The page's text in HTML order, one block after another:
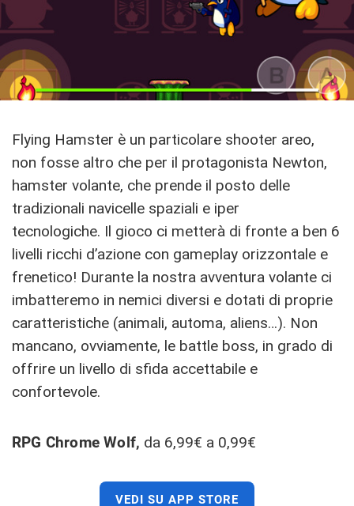
Flying Hamster è un particolare shooter areo,
non fosse altro che per il protagonista Newton,
hamster volante, che prende il posto delle
tradizionali navicelle spaziali e iper
tecnologiche. Il gioco ci metterà di fronte a ben 6
livelli ricchi d’azione con gameplay orizzontale e
frenetico! Durante la nostra avventura volante ci
imbatteremo in nemici diversi e dotati di proprie
caratteristiche (animali, automa, aliens…). Non
mancano, ovviamente, le battle boss, in grado di
offrire un livello di sfida accettabile e
confortevole.
RPG Chrome Wolf, da 6,99€ a 0,99€
VEDI SU APP STORE